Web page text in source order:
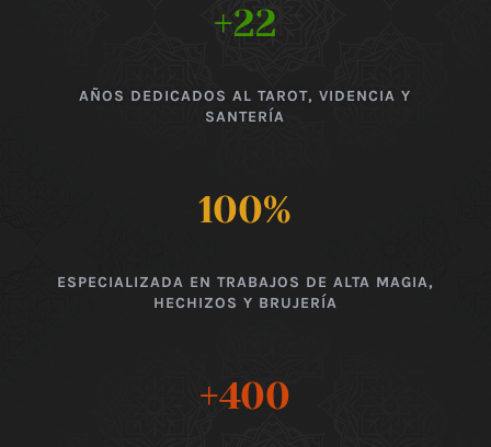
+22
AÑOS DEDICADOS AL TAROT, VIDENCIA Y
SANTERÍA
100%
ESPECIALIZADA EN TRABAJOS DE ALTA MAGIA,
HECHIZOS Y BRUJERÍA
+400